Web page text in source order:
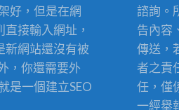
好，但是在網
接輸入網址，
新網站還沒有被
，你還需要外
是一個建立SEO
諮詢。
告內容
傳送，
者之責
任，僅
一經舉